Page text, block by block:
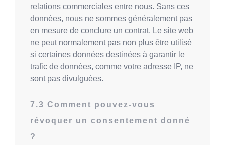
relations commerciales entre nous. Sans ces
données, nous ne sommes généralement pas
en mesure de conclure un contrat. Le site web
ne peut normalement pas non plus être utilisé
si certaines données destinées à garantir le
trafic de données, comme votre adresse IP, ne
sont pas divulguées.
Comment pouvez-vous
révoquer un consentement donné
?